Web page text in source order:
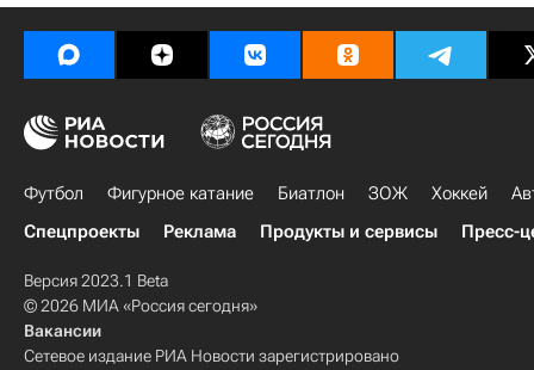
Футбол Фигурное катание Биатлон ЗОЖ Хоккей
Спецпроекты
Реклама Продукты и сервисы Пресс-
Версия 2023.1 Beta
© 2026 МИА «Россия сегодня»
Вакансии
Сетевое издание РИА Новости зарегистрировано